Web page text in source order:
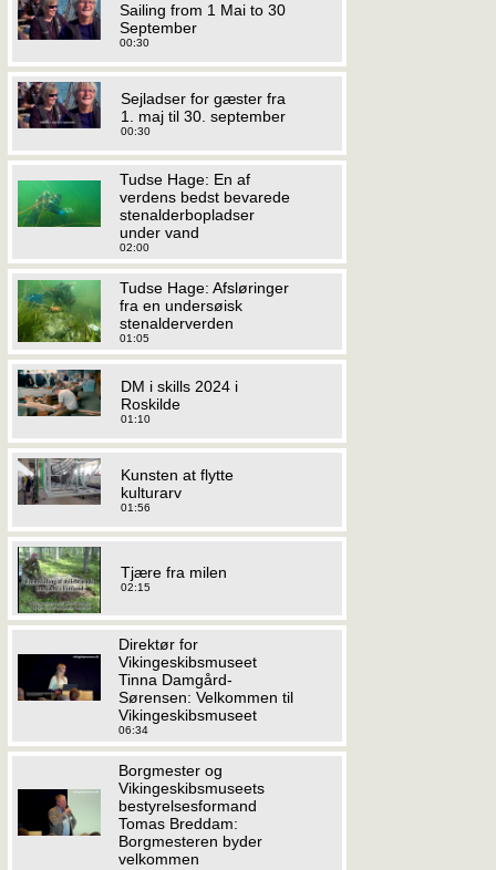
Sailing from 1 Mai to 30
September
00:30
Sejladser for gæster fra
1. maj til 30. september
00:30
Tudse Hage: En af
verdens bedst bevarede
stenalderbopladser
under vand
02:00
Tudse Hage: Afsløringer
fra en undersøisk
stenalderverden
01:05
DM i skills 2024 i
Roskilde
01:10
Kunsten at flytte
kulturarv
01:56
Tjære fra milen
02:15
Direktør for
Vikingeskibsmuseet
Tinna Damgård-
Sørensen: Velkommen til
Vikingeskibsmuseet
06:34
Borgmester og
Vikingeskibsmuseets
bestyrelsesformand
Tomas Breddam:
Borgmesteren byder
velkommen